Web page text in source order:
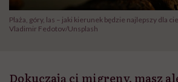
Plaża, góry, las – jaki kierunek będzie najlepszy dla
Vladimir Fedotov/Unsplash
Dokuczają ci migreny, masz